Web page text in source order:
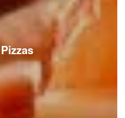
Pizzas